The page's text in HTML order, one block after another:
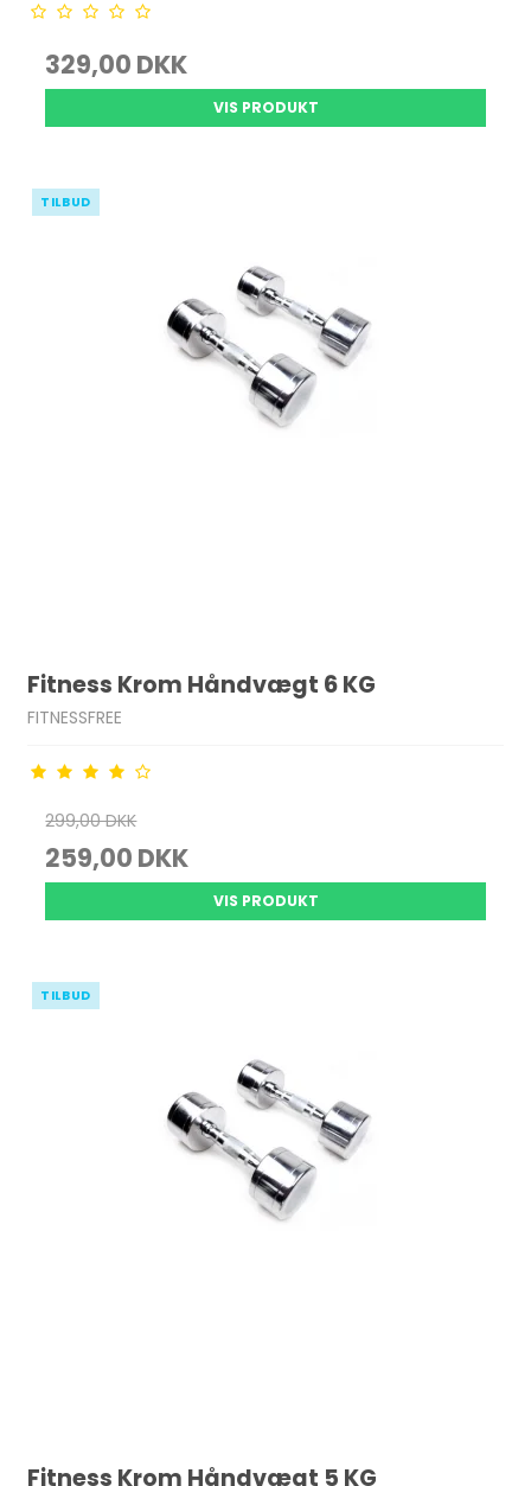
329,00 DKK
VIS PRODUKT
TILBUD
Fitness Krom Håndvægt 6 KG
FITNESSFREE
299,00 DKK
259,00 DKK
VIS PRODUKT
TILBUD
Fitness Krom Håndvægt 5 KG